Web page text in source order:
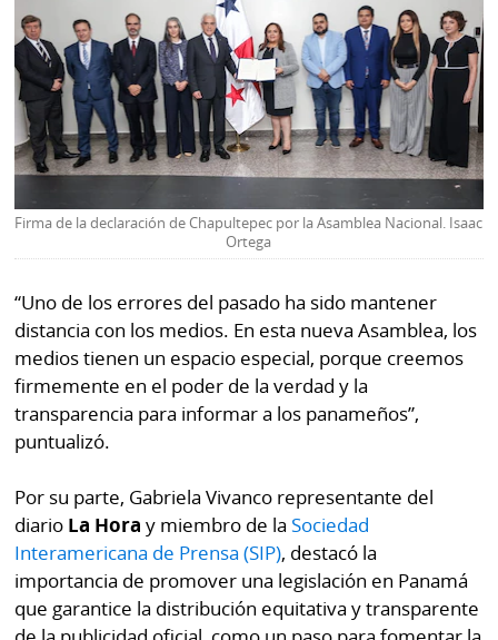
⌾
Sábado
Picante
⌾
La
Repregunta
⌾
Sabrina
Sin
Censura
Firma de la declaración de Chapultepec por la Asamblea Nacional. Isaac
Ortega
“Uno de los errores del pasado ha sido mantener
distancia con los medios. En esta nueva Asamblea, los
medios tienen un espacio especial, porque creemos
firmemente en el poder de la verdad y la
transparencia para informar a los panameños”,
puntualizó.
Por su parte, Gabriela Vivanco representante del
diario La Hora y miembro de la Sociedad
Interamericana de Prensa (SIP), destacó la
importancia de promover una legislación en Panamá
que garantice la distribución equitativa y transparente